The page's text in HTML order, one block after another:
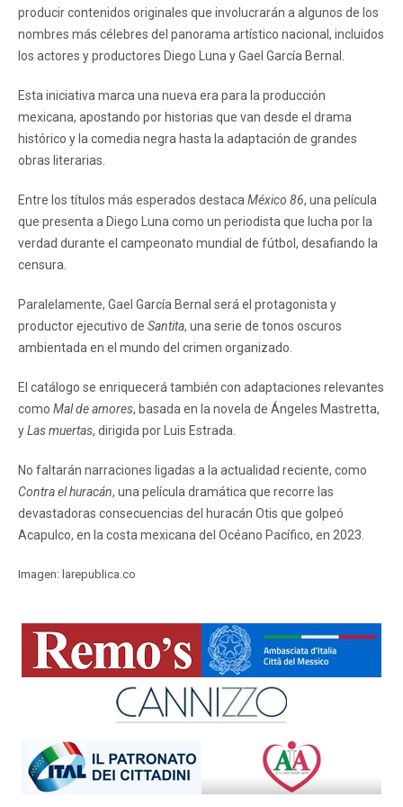
producir contenidos originales que involucrarán a algunos de los
nombres más célebres del panorama artístico nacional, incluidos
los actores y productores Diego Luna y Gael García Bernal.
Esta iniciativa marca una nueva era para la producción
mexicana, apostando por historias que van desde el drama
histórico y la comedia negra hasta la adaptación de grandes
obras literarias.
Entre los títulos más esperados destaca México 86, una película
que presenta a Diego Luna como un periodista que lucha por la
verdad durante el campeonato mundial de fútbol, desafiando la
censura.
Paralelamente, Gael García Bernal será el protagonista y
productor ejecutivo de Santita, una serie de tonos oscuros
ambientada en el mundo del crimen organizado.
El catálogo se enriquecerá también con adaptaciones relevantes
como Mal de amores, basada en la novela de Ángeles Mastretta,
yLas muertas, dirigida por Luis Estrada.
No faltarán narraciones ligadas a la actualidad reciente, como
Contra el huracán, una película dramática que recorre las
devastadoras consecuencias del huracán Otis que golpeó
Acapulco, en la costa mexicana del Océano Pacífico, en 2023.
Imagen: larepublica.co